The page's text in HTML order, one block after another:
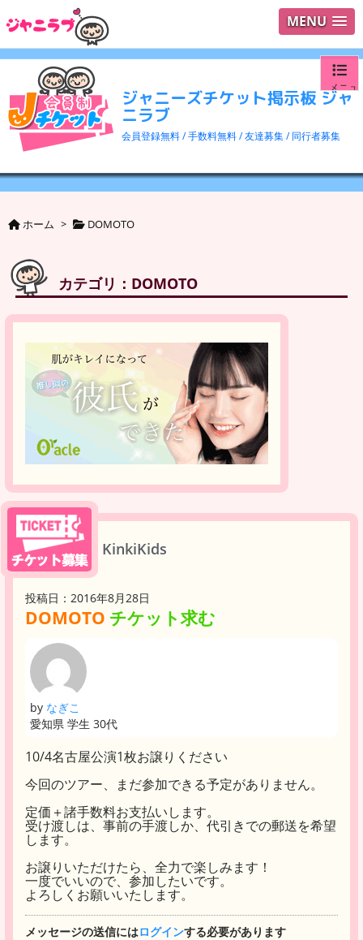
MENU
ジャニーズチケット掲示板 ジャ
ニラブ
会員登録無料 / 手数料無料 / 友達募集 / 同行者募集
メニュ
ログイ
ユーザ
ホーム > DOMOTO
カテゴリ：DOMOTO
KinkiKids
投稿日：2016年8月28日
DOMOTO チケット求む
by なぎこ
愛知県 学生 30代
10/4名古屋公演1枚お譲りください
今回のツアー、まだ参加できる予定がありません。
定価＋諸手数料お支払いします。
受け渡しは、事前の手渡しか、代引きでの郵送を希望
します。
お譲りいただけたら、全力で楽しみます！
一度でいいので、参加したいです。
よろしくお願いいたします。
メッセージの送信にはログインする必要があります